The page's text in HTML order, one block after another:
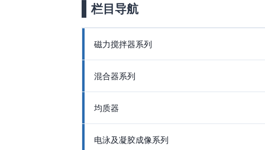
栏目导航
磁力搅拌器系列
混合器系列
均质器
电泳及凝胶成像系列